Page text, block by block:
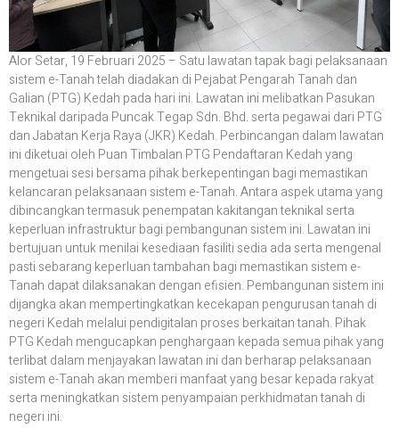
Alor Setar, 19 Februari 2025 – Satu lawatan tapak bagi pelaksanaan
sistem e-Tanah telah diadakan di Pejabat Pengarah Tanah dan
Galian (PTG) Kedah pada hari ini. Lawatan ini melibatkan Pasukan
Teknikal daripada Puncak Tegap Sdn. Bhd. serta pegawai dari PTG
dan Jabatan Kerja Raya (JKR) Kedah. Perbincangan dalam lawatan
ini diketuai oleh Puan Timbalan PTG Pendaftaran Kedah yang
mengetuai sesi bersama pihak berkepentingan bagi memastikan
kelancaran pelaksanaan sistem e-Tanah. Antara aspek utama yang
dibincangkan termasuk penempatan kakitangan teknikal serta
keperluan infrastruktur bagi pembangunan sistem ini. Lawatan ini
bertujuan untuk menilai kesediaan fasiliti sedia ada serta mengenal
pasti sebarang keperluan tambahan bagi memastikan sistem e-
Tanah dapat dilaksanakan dengan efisien. Pembangunan sistem ini
dijangka akan mempertingkatkan kecekapan pengurusan tanah di
negeri Kedah melalui pendigitalan proses berkaitan tanah. Pihak
PTG Kedah mengucapkan penghargaan kepada semua pihak yang
terlibat dalam menjayakan lawatan ini dan berharap pelaksanaan
sistem e-Tanah akan memberi manfaat yang besar kepada rakyat
serta meningkatkan sistem penyampaian perkhidmatan tanah di
negeri ini.